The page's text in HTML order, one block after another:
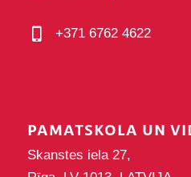
+371 6762 4622
PAMATSKOLA UN
Skanstes iela 27,